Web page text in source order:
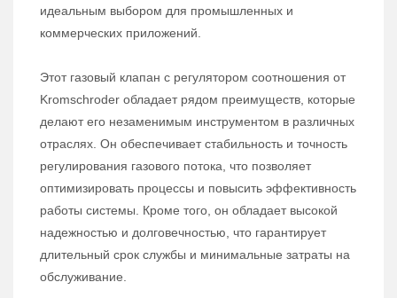
идеальным выбором для промышленных и
коммерческих приложений.
Этот газовый клапан с регулятором соотношения от
Kromschroder обладает рядом преимуществ, которые
делают его незаменимым инструментом в различных
отраслях. Он обеспечивает стабильность и точность
регулирования газового потока, что позволяет
оптимизировать процессы и повысить эффективность
работы системы. Кроме того, он обладает высокой
надежностью и долговечностью, что гарантирует
длительный срок службы и минимальные затраты на
обслуживание.